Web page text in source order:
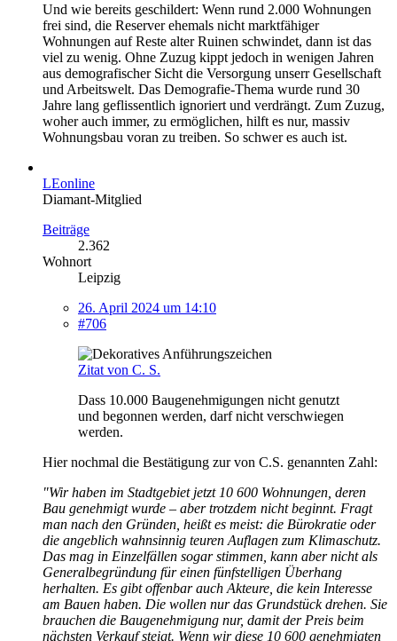
Und wie bereits geschildert: Wenn rund 2.000 Wohnungen
frei sind, die Reserver ehemals nicht marktfähiger
Wohnungen auf Reste alter Ruinen schwindet, dann ist das
viel zu wenig. Ohne Zuzug kippt jedoch in wenigen Jahren
aus demografischer Sicht die Versorgung unserr Gesellschaft
und Arbeitswelt. Das Demografie-Thema wurde rund 30
Jahre lang geflissentlich ignoriert und verdrängt. Zum Zuzug,
woher auch immer, zu ermöglichen, hilft es nur, massiv
Wohnungsbau voran zu treiben. So schwer es auch ist.
LEonline
Diamant-Mitglied
Beiträge
2.362
Wohnort
Leipzig
26. April 2024 um 14:10
#706
Zitat von C. S.
Dass 10.000 Baugenehmigungen nicht genutzt
und begonnen werden, darf nicht verschwiegen
werden.
Hier nochmal die Bestätigung zur von C.S. genannten Zahl:
"Wir haben im Stadtgebiet jetzt 10 600 Wohnungen, deren
Bau genehmigt wurde – aber trotzdem nicht beginnt. Fragt
man nach den Gründen, heißt es meist: die Bürokratie oder
die angeblich wahnsinnig teuren Auflagen zum Klimaschutz.
Das mag in Einzelfällen sogar stimmen, kann aber nicht als
Generalbegründung für einen fünfstelligen Überhang
herhalten. Es gibt offenbar auch Akteure, die kein Interesse
am Bauen haben. Die wollen nur das Grundstück drehen. Sie
brauchen die Baugenehmigung nur, damit der Preis beim
nächsten Verkauf steigt. Wenn wir diese 10 600 genehmigten